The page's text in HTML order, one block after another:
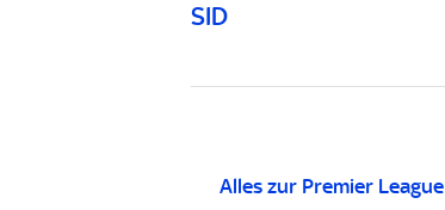
SID
Alles zur Premier League